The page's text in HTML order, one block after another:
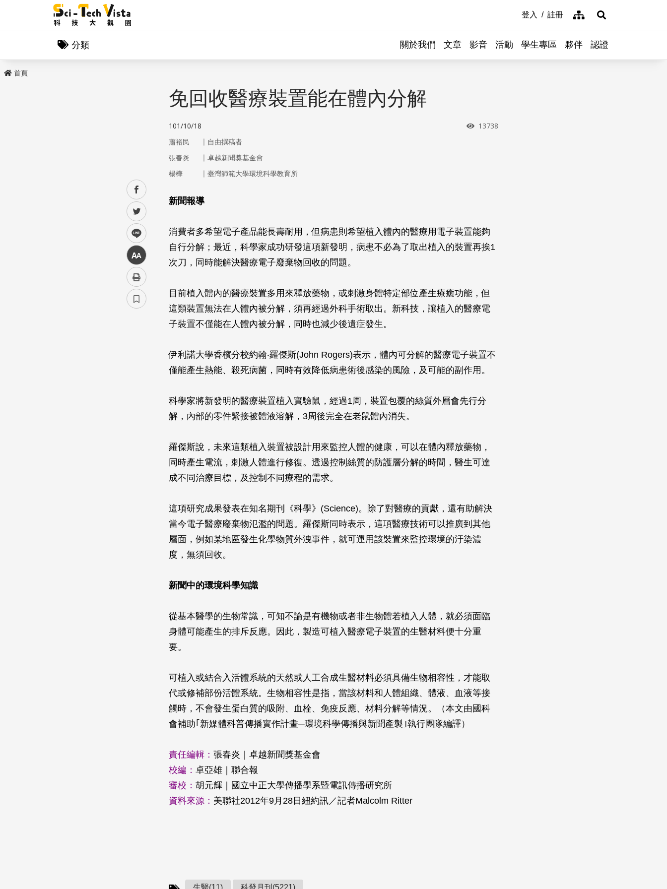
登入 註冊 網站導覽展開搜尋
分類 關於我們 文章 影音 活動 學生專區 夥伴 認證
首頁
facebook
twitter
line
中
免回收醫療裝置能在體內分解
101/10/18 瀏覽次數
13738
蕭裕民 ｜ 自由撰稿者
張春炎
｜ 卓越新聞獎基金會
楊樺
｜ 臺灣師範大學環境科學教育所
新聞報導
消費者多希望電子產品能長壽耐用，但病患則希望植入體內的醫療用電子裝置能夠
自行分解；最近，科學家成功研發這項新發明，病患不必為了取出植入的裝置再挨1
次刀，同時能解決醫療電子廢棄物回收的問題。
目前植入體內的醫療裝置多用來釋放藥物，或刺激身體特定部位產生療癒功能，但
這類裝置無法在人體內被分解，須再經過外科手術取出。新科技，讓植入的醫療電
子裝置不僅能在人體內被分解，同時也減少後遺症發生。
伊利諾大學香檳分校約翰‧羅傑斯(John Rogers)表示，體內可分解的醫療電子裝置不
僅能產生熱能、殺死病菌，同時有效降低病患術後感染的風險，及可能的副作用。
科學家將新發明的醫療裝置植入實驗鼠，經過1周，裝置包覆的絲質外層會先行分
解，內部的零件緊接被體液溶解，3周後完全在老鼠體內消失。
羅傑斯說，未來這類植入裝置被設計用來監控人體的健康，可以在體內釋放藥物，
同時產生電流，刺激人體進行修復。透過控制絲質的防護層分解的時間，醫生可達
成不同治療目標，及控制不同療程的需求。
這項研究成果發表在知名期刊《科學》(Science)。除了對醫療的貢獻，還有助解決
當今電子醫療廢棄物氾濫的問題。羅傑斯同時表示，這項醫療技術可以推廣到其他
層面，例如某地區發生化學物質外洩事件，就可運用該裝置來監控環境的汙染濃
度，無須回收。
新聞中的環境科學知識
從基本醫學的生物常識，可知不論是有機物或者非生物體若植入人體，就必須面臨
身體可能產生的排斥反應。因此，製造可植入醫療電子裝置的生醫材料便十分重
要。
可植入或結合入活體系統的天然或人工合成生醫材料必須具備生物相容性，才能取
代或修補部份活體系統。生物相容性是指，當該材料和人體組織、體液、血液等接
觸時，不會發生蛋白質的吸附、血栓、免疫反應、材料分解等情況。（本文由國科
會補助｢新媒體科普傳播實作計畫─環境科學傳播與新聞產製｣執行團隊編譯）
責任編輯： 張春炎｜卓越新聞獎基金會
校編： 卓亞雄｜聯合報
審校： 胡元輝｜國立中正大學傳播學系暨電訊傳播研究所
資料來源： 美聯社2012年9月28日紐約訊／記者Malcolm Ritter
生醫(11) 科發月刊(5221)